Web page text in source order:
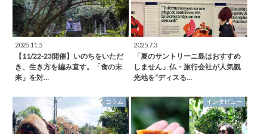
2025.11.5
【11/22-23開催】いのちをいただ
き、生き方を編み直す。「食の未
来」を対…
2025.7.3
「夏のサントリーニ島はおすすめ
しません」仏・旅行会社が人気観
光地を“ディスる…
コラム インタビュー